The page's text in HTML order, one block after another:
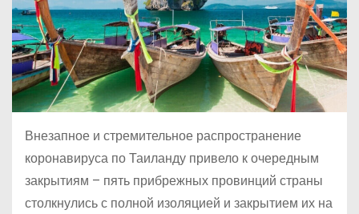
Внезапное и стремительное распространение
коронавируса по Таиланду привело к очередным
закрытиям – пять прибрежных провинций страны
столкнулись с полной изоляцией и закрытием их на